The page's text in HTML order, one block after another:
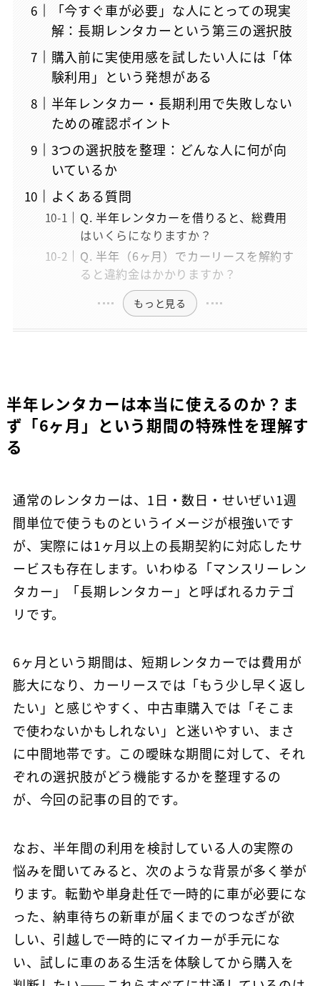
「今すぐ車が必要」な人にとっての現実
解：長期レンタカーという第三の選択肢
購入前に実使用感を試したい人には「体
験利用」という発想がある
半年レンタカー・長期利用で失敗しない
ための確認ポイント
3つの選択肢を整理：どんな人に何が向
いているか
よくある質問
Q. 半年レンタカーを借りると、総費用
はいくらになりますか？
Q. 半年（6ヶ月）でカーリースを解約す
ると違約金はかかりますか？
もっと見る
半年レンタカーは本当に使えるのか？ま
ず「6ヶ月」という期間の特殊性を理解す
る
通常のレンタカーは、1日・数日・せいぜい1週
間単位で使うものというイメージが根強いです
が、実際には1ヶ月以上の長期契約に対応したサ
ービスも存在します。いわゆる「マンスリーレン
タカー」「長期レンタカー」と呼ばれるカテゴ
リです。
6ヶ月という期間は、短期レンタカーでは費用が
膨大になり、カーリースでは「もう少し早く返し
たい」と感じやすく、中古車購入では「そこま
で使わないかもしれない」と迷いやすい、まさ
に中間地帯です。この曖昧な期間に対して、それ
ぞれの選択肢がどう機能するかを整理するの
が、今回の記事の目的です。
なお、半年間の利用を検討している人の実際の
悩みを聞いてみると、次のような背景が多く挙が
ります。転勤や単身赴任で一時的に車が必要にな
った、納車待ちの新車が届くまでのつなぎが欲
しい、引越しで一時的にマイカーが手元にな
い、試しに車のある生活を体験してから購入を